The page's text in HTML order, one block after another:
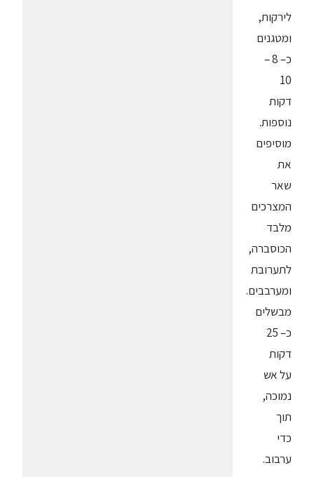
לירקות,
ומטגנים
כ– 8 –
10
דקות
נוספות.
מוסיפים
את
שאר
המצרכים
מלבד
הכוסברה,
לתערובת
ומערבבים.
מבשלים
כ– 25
דקות
על אש
נמוכה,
תוך
כדי
ערבוב.